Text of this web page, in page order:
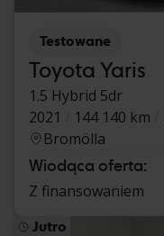
Testowane
Toyota Yaris
1.5 Hybrid 5dr
2021
144 140 km
Bromölla
Wiodąca oferta:
Z finansowaniem
Jutro